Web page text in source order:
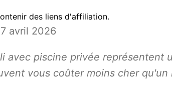
des liens d'affiliation.
avril 2026
avec piscine privée représentent
vous coûter moins cher qu'un